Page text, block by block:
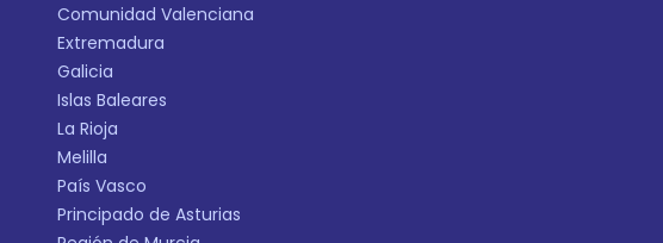
Comunidad Valenciana
Extremadura
Galicia
Islas Baleares
La Rioja
Melilla
País Vasco
Principado de Asturias